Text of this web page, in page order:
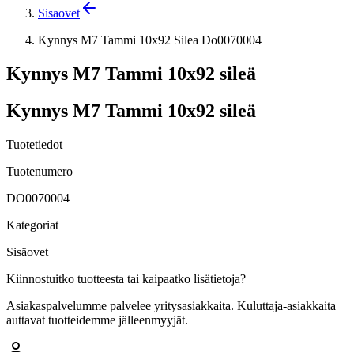
Sisaovet
Kynnys M7 Tammi 10x92 Silea Do0070004
Kynnys M7 Tammi 10x92 sileä
Kynnys M7 Tammi 10x92 sileä
Tuotetiedot
Tuotenumero
DO0070004
Kategoriat
Sisäovet
Kiinnostuitko tuotteesta tai kaipaatko lisätietoja?
Asiakaspalvelumme palvelee yritysasiakkaita. Kuluttaja-asiakkaita
auttavat tuotteidemme jälleenmyyjät.